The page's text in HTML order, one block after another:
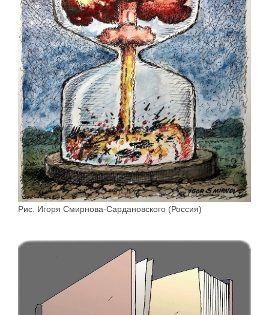
Рис. Игоря Смирнова-Сардановского (Россия)